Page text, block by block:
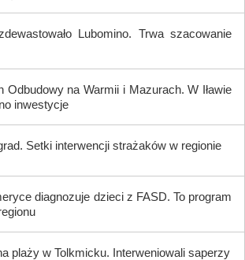
Lubomino. Trwa szacowanie
Odbudowy na Warmii i Mazurach. W Iławie
inwestycje
Setki interwencji strażaków w regionie
diagnozuje dzieci z FASD. To program
plaży w Tolkmicku. Interweniowali saperzy